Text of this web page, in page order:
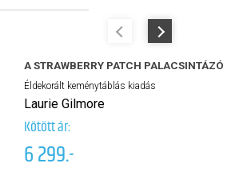
A STRAWBERRY PATCH PALACSINTÁZÓ
Éldekorált keménytáblás kiadás
Laurie Gilmore
Kötött ár:
6 299.-